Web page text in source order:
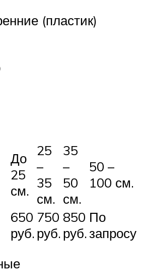
(пластик)
До
25
см.
25
–
35
см.
35
–
50
см.
50 –
100 см.
650
руб.
750
руб.
850
руб.
По
запросу